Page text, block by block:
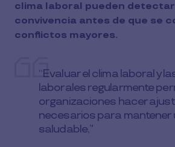
clima laboral pueden
convivencia antes de que se
conflictos mayores.
“Evaluar el clima laboral y
laborales regularmente
organizaciones hacer
necesarios para mantener
saludable,”